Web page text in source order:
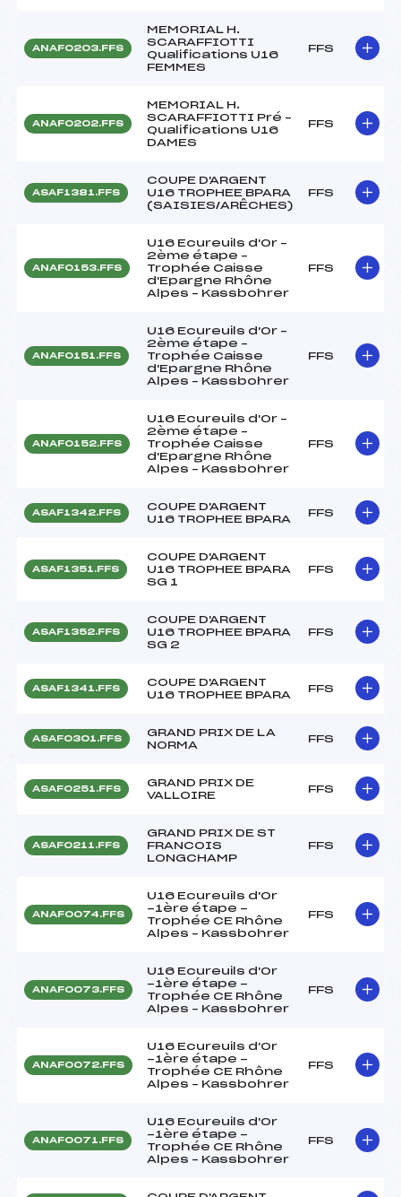
ANAF0203.FFS
MEMORIAL H.
SCARAFFIOTTI
Qualifications U16
FEMMES
FFS
ANAF0202.FFS
MEMORIAL H.
SCARAFFIOTTI Pré –
Qualifications U16
DAMES
FFS
ASAF1381.FFS
COUPE D'ARGENT
U16 TROPHEE BPARA
(SAISIES/ARÊCHES)
FFS
ANAF0153.FFS
U16 Ecureuils d'Or –
2ème étape –
Trophée Caisse
d'Epargne Rhône
Alpes – Kassbohrer
FFS
ANAF0151.FFS
U16 Ecureuils d'Or –
2ème étape –
Trophée Caisse
d'Epargne Rhône
Alpes – Kassbohrer
FFS
ANAF0152.FFS
U16 Ecureuils d'Or –
2ème étape –
Trophée Caisse
d'Epargne Rhône
Alpes – Kassbohrer
FFS
ASAF1342.FFS
COUPE D'ARGENT
U16 TROPHEE BPARA
FFS
ASAF1351.FFS
COUPE D'ARGENT
U16 TROPHEE BPARA
SG 1
FFS
ASAF1352.FFS
COUPE D'ARGENT
U16 TROPHEE BPARA
SG 2
FFS
ASAF1341.FFS
COUPE D'ARGENT
U16 TROPHEE BPARA
FFS
ASAF0301.FFS
GRAND PRIX DE LA
NORMA
FFS
ASAF0251.FFS
GRAND PRIX DE
VALLOIRE
FFS
ASAF0211.FFS
GRAND PRIX DE ST
FRANCOIS
LONGCHAMP
FFS
ANAF0074.FFS
U16 Ecureuils d'Or
-1ère étape -
Trophée CE Rhône
Alpes – Kassbohrer
FFS
ANAF0073.FFS
U16 Ecureuils d'Or
-1ère étape -
Trophée CE Rhône
Alpes – Kassbohrer
FFS
ANAF0072.FFS
U16 Ecureuils d'Or
-1ère étape -
Trophée CE Rhône
Alpes – Kassbohrer
FFS
ANAF0071.FFS
U16 Ecureuils d'Or
-1ère étape -
Trophée CE Rhône
Alpes – Kassbohrer
FFS